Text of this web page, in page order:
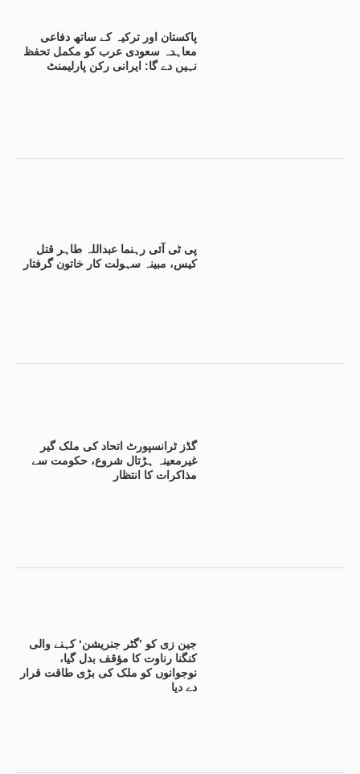
پاکستان اور ترکیہ کے ساتھ دفاعی
معاہدہ سعودی عرب کو مکمل تحفظ
نہیں دے گا: ایرانی رکن پارلیمنٹ
پی ٹی آئی رہنما عبداللہ طاہر قتل
کیس، مبینہ سہولت کار خاتون گرفتار
گڈز ٹرانسپورٹ اتحاد کی ملک گیر
غیرمعینہ ہڑتال شروع، حکومت سے
مذاکرات کا انتظار
جین زی کو ’گٹر جنریشن‘ کہنے والی
کنگنا رناوت کا مؤقف بدل گیا،
نوجوانوں کو ملک کی بڑی طاقت قرار
دے دیا